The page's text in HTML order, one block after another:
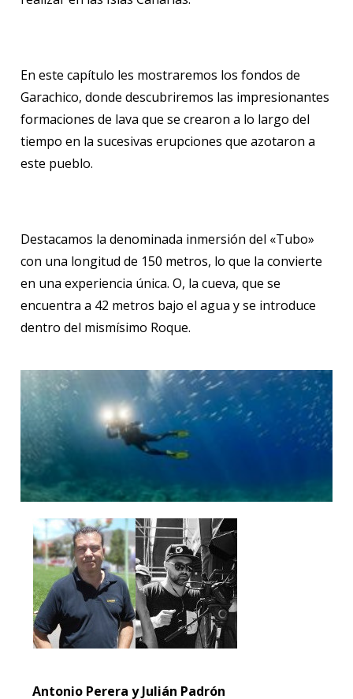
En este capítulo les mostraremos los fondos de
Garachico, donde descubriremos las impresionantes
formaciones de lava que se crearon a lo largo del
tiempo en la sucesivas erupciones que azotaron a
este pueblo.
Destacamos la denominada inmersión del «Tubo»
con una longitud de 150 metros, lo que la convierte
en una experiencia única. O, la cueva, que se
encuentra a 42 metros bajo el agua y se introduce
dentro del mismísimo Roque.
Antonio Perera y Julián Padrón